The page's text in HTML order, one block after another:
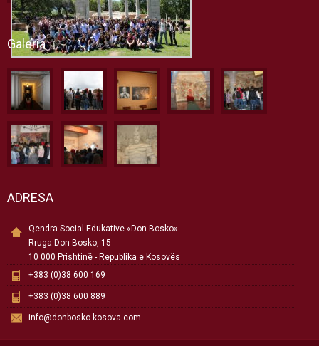
Galeria
ADRESA
Qendra Social-Edukative «Don Bosko»
Rruga Don Bosko, 15
10 000 Prishtinë - Republika e Kosovës
+383 (0)38 600 169
+383 (0)38 600 889
info@donbosko-kosova.com